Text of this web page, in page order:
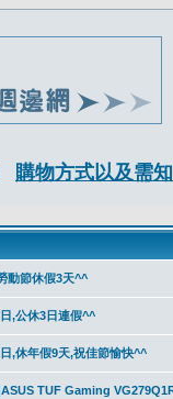
購物方式以及需知